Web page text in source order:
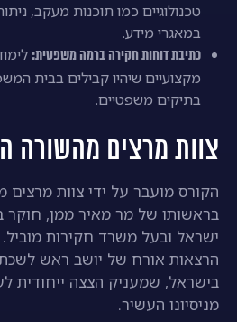
טכנולוגיים כמו תוכנות מעקב,
במאגרי מידע.
כתיבת דוחות חקירה ברמה משפטית:
מקצועיים שיהיו קבילים בבית
בתיקים משפטיים.
צוות מרצים מהשורה
הקורס מועבר על ידי צוות מרצים
בראשותו של מר מאיר ממן,
ישראל ובעל משרד חקירות מוביל.
הרצאות אורח של יושב ראש
בישראל, שמעניק הצצה ייחודית
מניסיונו העשיר.